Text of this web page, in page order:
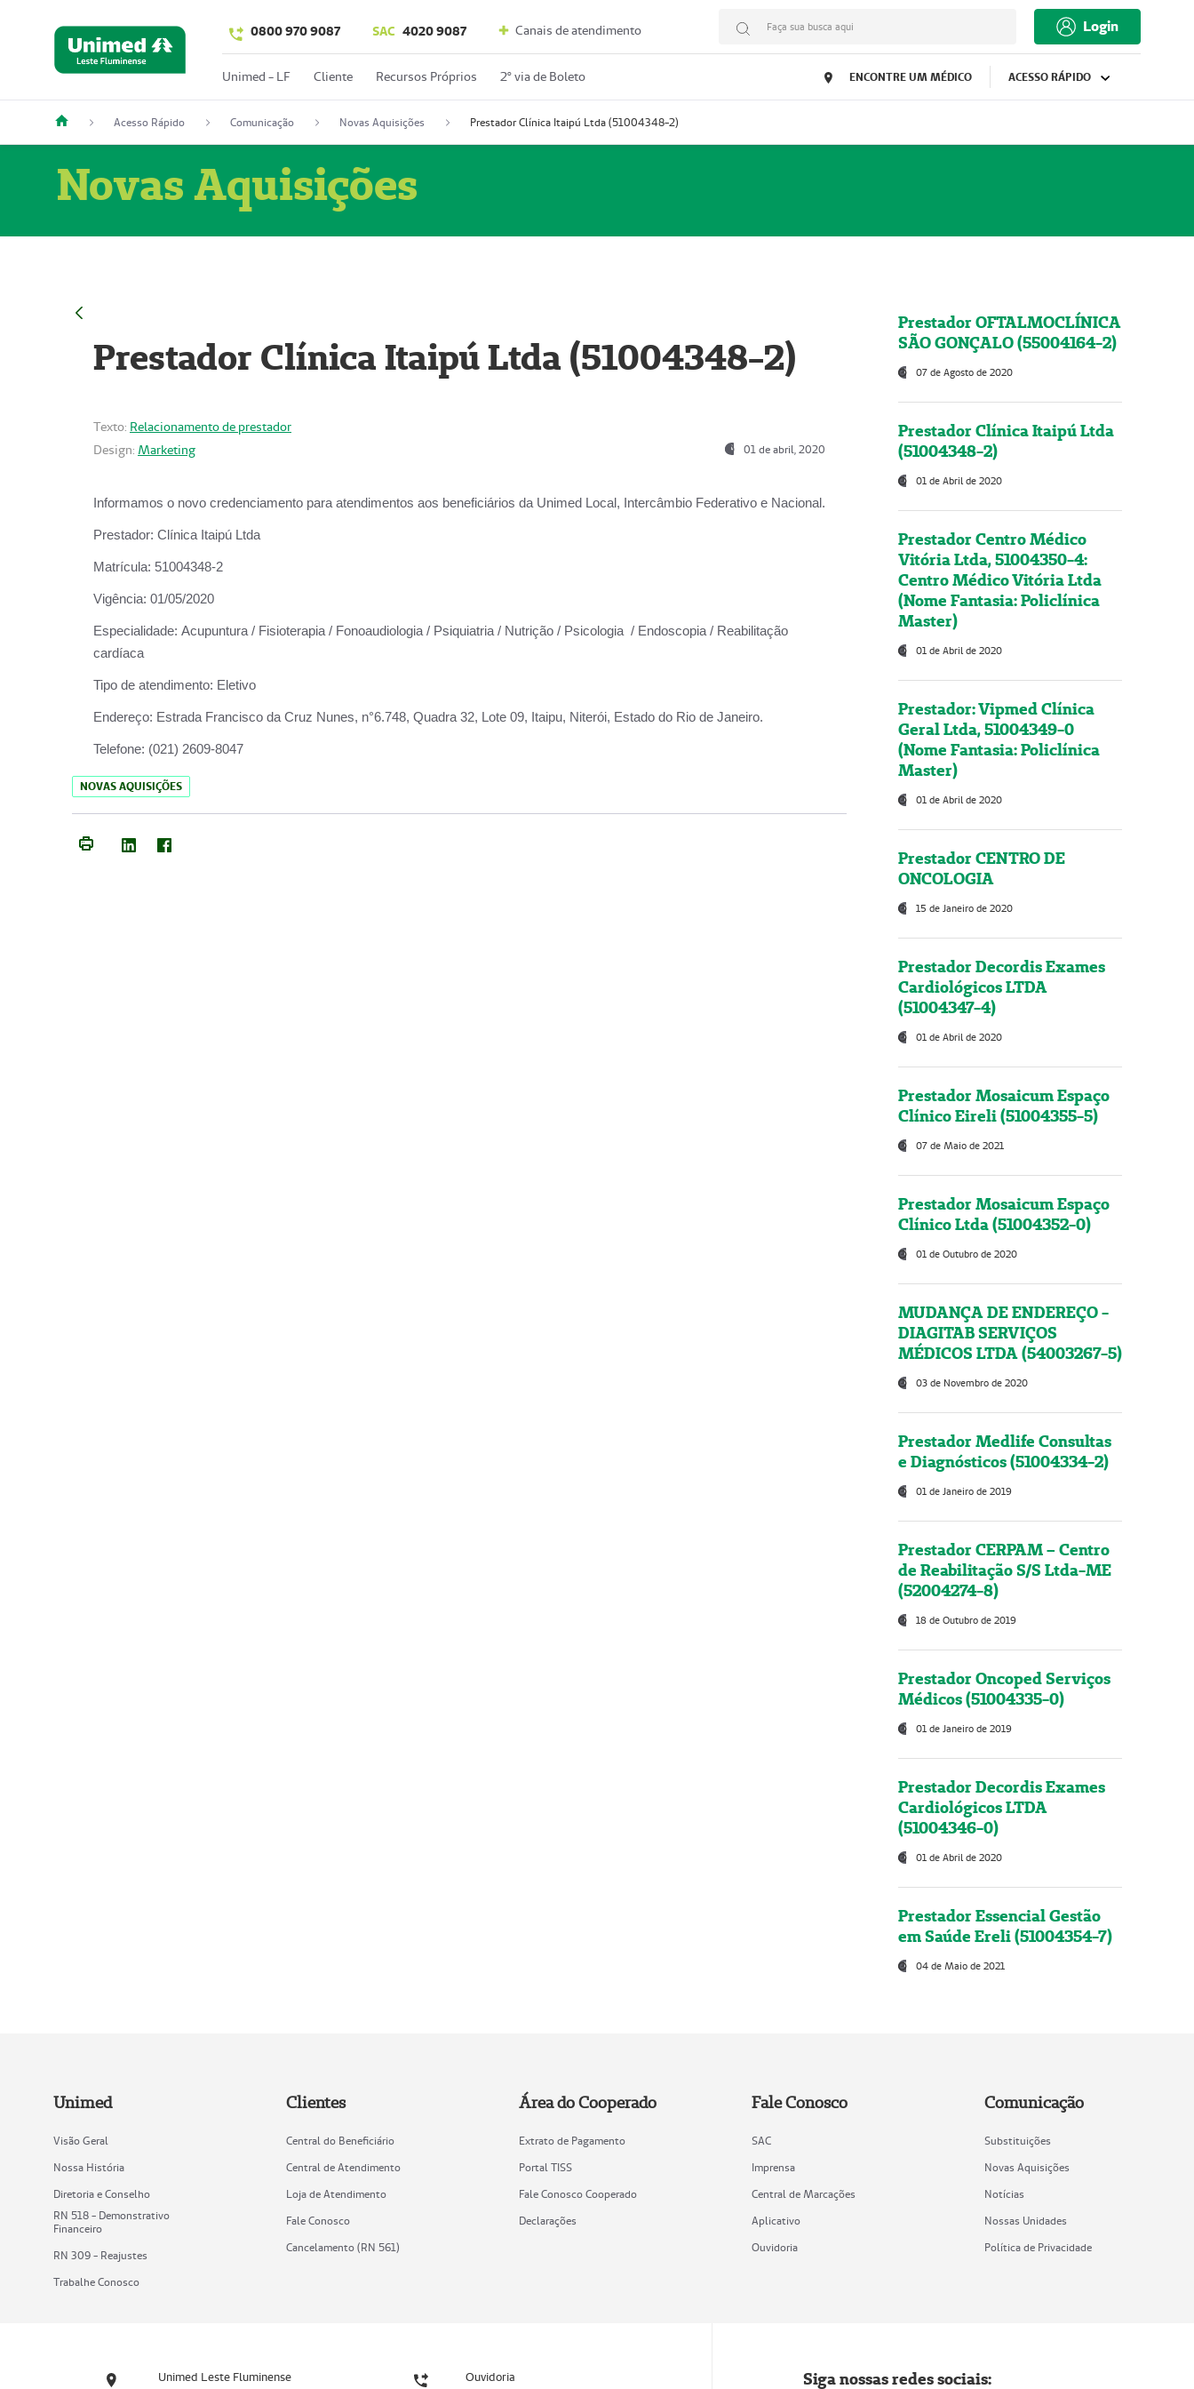
0800 970 9087 SAC 4020 9087 Canais de atendimento Faça sua busca aqui Login
Unimed - LF Cliente Recursos Próprios 2º via de Boleto ENCONTRE UM MÉDICO ACESSO RÁPIDO
Acesso Rápido Comunicação Novas Aquisições Prestador Clínica Itaipú Ltda (51004348-2)
Novas Aquisições
Prestador Clínica Itaipú Ltda (51004348-2)
Texto: Relacionamento de prestador
Design: Marketing 01 de abril, 2020
Informamos o novo credenciamento para atendimentos aos beneficiários da Unimed Local, Intercâmbio Federativo e Nacional.
Prestador: Clínica Itaipú Ltda
Matrícula: 51004348-2
Vigência: 01/05/2020
Especialidade: Acupuntura / Fisioterapia / Fonoaudiologia / Psiquiatria / Nutrição / Psicologia / Endoscopia / Reabilitação
cardíaca
Tipo de atendimento: Eletivo
Endereço: Estrada Francisco da Cruz Nunes, n°6.748, Quadra 32, Lote 09, Itaipu, Niterói, Estado do Rio de Janeiro.
Telefone: (021) 2609-8047
NOVAS AQUISIÇÕES
Prestador OFTALMOCLÍNICA
SÃO GONÇALO (55004164-2)
07 de Agosto de 2020
Prestador Clínica Itaipú Ltda
(51004348-2)
01 de Abril de 2020
Prestador Centro Médico
Vitória Ltda, 51004350-4:
Centro Médico Vitória Ltda
(Nome Fantasia: Policlínica
Master)
01 de Abril de 2020
Prestador: Vipmed Clínica
Geral Ltda, 51004349-0
(Nome Fantasia: Policlínica
Master)
01 de Abril de 2020
Prestador CENTRO DE
ONCOLOGIA
15 de Janeiro de 2020
Prestador Decordis Exames
Cardiológicos LTDA
(51004347-4)
01 de Abril de 2020
Prestador Mosaicum Espaço
Clínico Eireli (51004355-5)
07 de Maio de 2021
Prestador Mosaicum Espaço
Clínico Ltda (51004352-0)
01 de Outubro de 2020
MUDANÇA DE ENDEREÇO -
DIAGITAB SERVIÇOS
MÉDICOS LTDA (54003267-5)
03 de Novembro de 2020
Prestador Medlife Consultas
e Diagnósticos (51004334-2)
01 de Janeiro de 2019
Prestador CERPAM – Centro
de Reabilitação S/S Ltda-ME
(52004274-8)
18 de Outubro de 2019
Prestador Oncoped Serviços
Médicos (51004335-0)
01 de Janeiro de 2019
Prestador Decordis Exames
Cardiológicos LTDA
(51004346-0)
01 de Abril de 2020
Prestador Essencial Gestão
em Saúde Ereli (51004354-7)
04 de Maio de 2021
Unimed
Visão Geral
Nossa História
Diretoria e Conselho
RN 518 - Demonstrativo
Financeiro
RN 309 - Reajustes
Trabalhe Conosco
Clientes
Central do Beneficiário
Central de Atendimento
Loja de Atendimento
Fale Conosco
Cancelamento (RN 561)
Área do Cooperado
Extrato de Pagamento
Portal TISS
Fale Conosco Cooperado
Declarações
Fale Conosco
SAC
Imprensa
Central de Marcações
Aplicativo
Ouvidoria
Comunicação
Substituições
Novas Aquisições
Notícias
Nossas Unidades
Política de Privacidade
Unimed Leste Fluminense Ouvidoria Siga nossas redes sociais: